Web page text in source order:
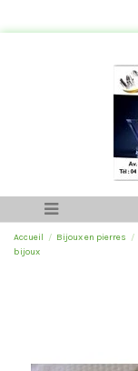
Accueil Bijoux en pierres
bijoux